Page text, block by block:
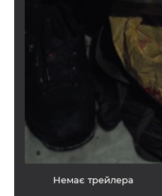
Немає трейлера